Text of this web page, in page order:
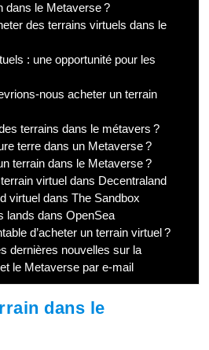
dans le Metaverse ?
des terrains virtuels dans le
: une opportunité pour les
nous acheter un terrain
terrains dans le métavers ?
terre dans un Metaverse ?
terrain dans le Metaverse ?
virtuel dans Decentraland
virtuel dans The Sandbox
lands dans OpenSea
d’acheter un terrain virtuel ?
dernières nouvelles sur la
le Metaverse par e-mail
dans le